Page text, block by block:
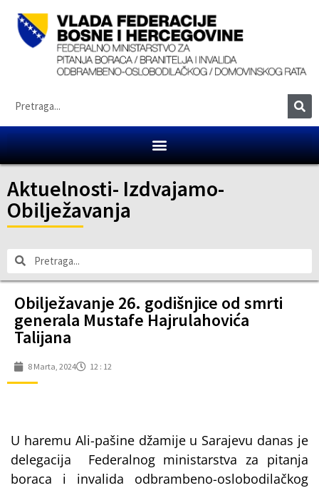
Aktuelnosti- Izdvajamo-
Obilježavanja
Obilježavanje 26. godišnjice od smrti
generala Mustafe Hajrulahovića
Talijana
8 Marta, 2024 12 : 12
U haremu Ali-pašine džamije u Sarajevu danas je
delegacija Federalnog ministarstva za pitanja
boraca i invalida odbrambeno-oslobodilačkog